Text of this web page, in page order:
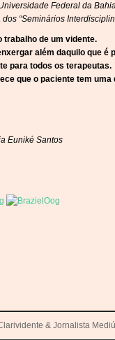
Federal da
“Seminários
trabalho de um vidente.
além daquilo que é
para todos os terapeutas.
que o paciente tem uma
Euniké Santos
& Jornalista